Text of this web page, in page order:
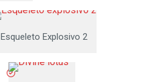
Esqueleto Explosivo 2